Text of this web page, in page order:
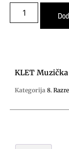
KLET
Kategorija 8.